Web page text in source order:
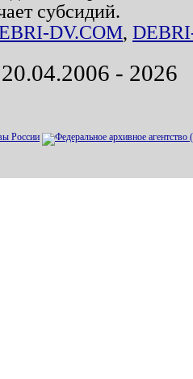
субсидий.
DV.COM,
- 2026